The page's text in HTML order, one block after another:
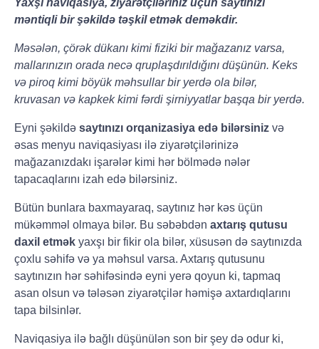
Yaxşı naviqasiya, ziyarətçiləriniz üçün saytınızı
məntiqli bir şəkildə təşkil etmək deməkdir.
Məsələn, çörək dükanı kimi fiziki bir mağazanız varsa,
mallarınızın orada necə qruplaşdırıldığını düşünün. Keks
və piroq kimi böyük məhsullar bir yerdə ola bilər,
kruvasan və kapkek kimi fərdi şirniyyatlar başqa bir yerdə.
Eyni şəkildə saytınızı orqanizasiya edə bilərsiniz və
əsas menyu naviqasiyası ilə ziyarətçilərinizə
mağazanızdakı işarələr kimi hər bölmədə nələr
tapacaqlarını izah edə bilərsiniz.
Bütün bunlara baxmayaraq, saytınız hər kəs üçün
mükəmməl olmaya bilər. Bu səbəbdən axtarış qutusu
daxil etmək yaxşı bir fikir ola bilər, xüsusən də saytınızda
çoxlu səhifə və ya məhsul varsa. Axtarış qutusunu
saytınızın hər səhifəsində eyni yerə qoyun ki, tapmaq
asan olsun və tələsən ziyarətçilər həmişə axtardıqlarını
tapa bilsinlər.
Naviqasiya ilə bağlı düşünülən son bir şey də odur ki,